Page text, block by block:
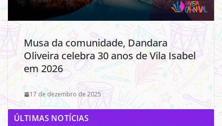
Musa da comunidade, Dandara
Oliveira celebra 30 anos de Vila Isabel
em 2026
17 de dezembro de 2025
ÚLTIMAS NOTÍCIAS